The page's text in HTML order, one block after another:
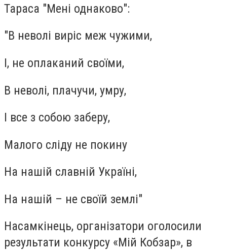
Тараса "Мені однаково":
"В неволі виріс меж чужими,
І, не оплаканий своїми,
В неволі, плачучи, умру,
І все з собою заберу,
Малого сліду не покину
На нашій славній Україні,
На нашій – не своїй землі"
Насамкінець, організатори оголосили
результати конкурсу «Мій Кобзар», в